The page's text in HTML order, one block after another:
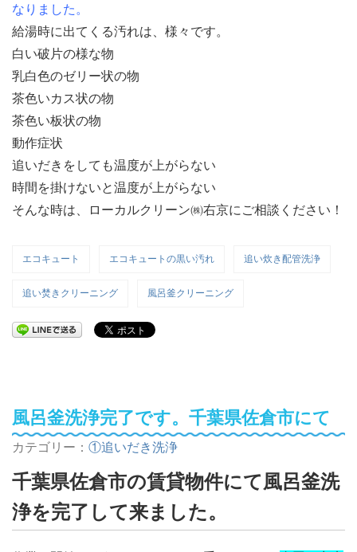
なりました。
給湯時に出てくる汚れは、様々です。
白い破片の様な物
乳白色のゼリー状の物
茶色いカス状の物
茶色い板状の物
動作症状
追いだきをしても温度が上がらない
時間を掛けないと温度が上がらない
そんな時は、ローカルクリーン㈱右京にご相談ください！
エコキュート エコキュートの黒い汚れ 追い炊き配管洗浄
追い焚きクリーニング 風呂釜クリーニング
風呂釜洗浄完了です。千葉県佐倉市にて
カテゴリー： ①追いだき洗浄
千葉県佐倉市の賃貸物件にて風呂釜洗
浄を完了して来ました。